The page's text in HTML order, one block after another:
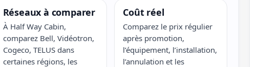
Réseaux à comparer
À Half Way Cabin,
comparez Bell, Vidéotron,
Cogeco, TELUS dans
certaines régions, les
Coût réel
Comparez le prix régulier
après promotion,
l’équipement, l’installation,
l’annulation et les